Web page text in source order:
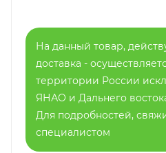
На данный товар,
доставка -
территории России
ЯНАО и Дальнего
Для подробностей,
специалистом